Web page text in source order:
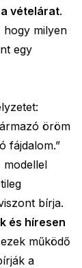
vételárat.
hogy milyen
egy
öröm
fájdalom.”
modellel
bírja.
és híresen
működő
a